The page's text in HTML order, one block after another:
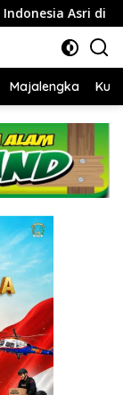
Majalengka